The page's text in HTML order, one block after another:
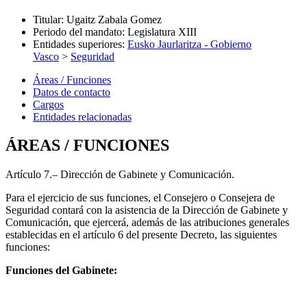
Titular: Ugaitz Zabala Gomez
Periodo del mandato: Legislatura XIII
Entidades superiores: Eusko Jaurlaritza - Gobierno
Vasco > Seguridad
Áreas / Funciones
Datos de contacto
Cargos
Entidades relacionadas
ÁREAS / FUNCIONES
Artículo 7.– Dirección de Gabinete y Comunicación.
Para el ejercicio de sus funciones, el Consejero o Consejera de
Seguridad contará con la asistencia de la Dirección de Gabinete y
Comunicación, que ejercerá, además de las atribuciones generales
establecidas en el artículo 6 del presente Decreto, las siguientes
funciones:
Funciones del Gabinete: